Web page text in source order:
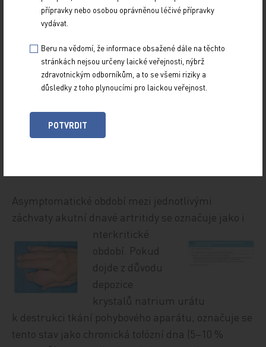
pacientů s tzv. atypickým
často jedinci starší 65 roků,
u nichž bývá častěji přítomna
polyartritida postihující zejména drobné klouby
nalézáme chronické onemocnění ledvin nebo časté
používání diuretik, naopak méně často klasické
Asymptomatické období mezi jednotlivými
záchvaty akutní dnavé artritidy se označuje jako i
nterkritické
období. Pokud
dojde z důvodu
depozice
krystalů natrium urátu
k destrukci tkání pohybového aparátu, označuje se
tento stav jako chronická tofózní dna (5–10 %
přípravky nebo osobou oprávněnou léčivé přípravky
vydávat.
Beru na vědomí, že informace obsažené dále na těchto
stránkách nejsou určeny laické veřejnosti, nýbrž
zdravotnickým odborníkům, a to se všemi riziky a
důsledky z toho plynoucími pro laickou veřejnost.
POTVRDIT